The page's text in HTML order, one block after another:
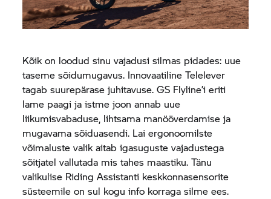
Kõik on loodud sinu vajadusi silmas pidades: uue
taseme sõidumugavus. Innovaatiline Telelever
tagab suurepärase juhitavuse. GS Flyline’i eriti
lame paagi ja istme joon annab uue
liikumisvabaduse, lihtsama manööverdamise ja
mugavama sõiduasendi. Lai ergonoomilste
võimaluste valik aitab igasuguste vajadustega
sõitjatel vallutada mis tahes maastiku. Tänu
valikulise Riding Assistanti keskkonnasensorite
süsteemile on sul kogu info korraga silme ees.